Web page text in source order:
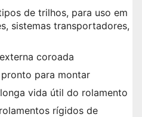
de trilhos, para uso em
sistemas transportadores,
coroada
para montar
vida útil do rolamento
rígidos de